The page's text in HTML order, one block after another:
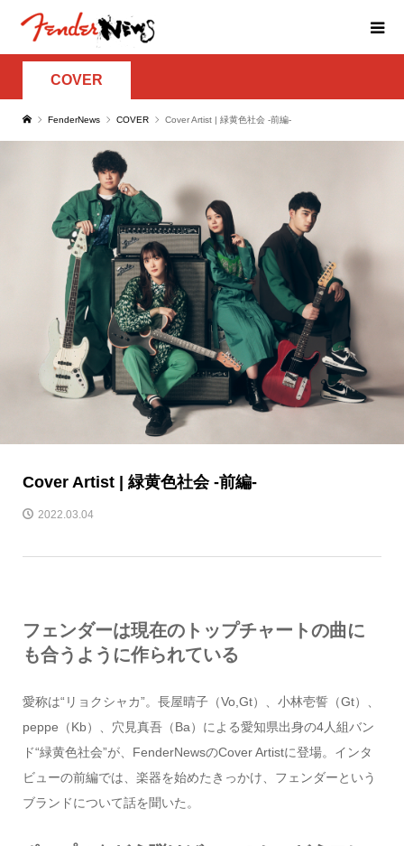
COVER
FenderNews COVER Cover Artist | 緑黄色社会 -前編-
Cover Artist | 緑黄色社会 -前編-
2022.03.04
フェンダーは現在のトップチャートの曲に
も合うように作られている
愛称は“リョクシャカ”。長屋晴子（Vo,Gt）、小林壱誓（Gt）、
peppe（Kb）、穴見真吾（Ba）による愛知県出身の4人組バン
ド“緑黄色社会”が、FenderNewsのCover Artistに登場。インタ
ビューの前編では、楽器を始めたきっかけ、フェンダーという
ブランドについて話を聞いた。